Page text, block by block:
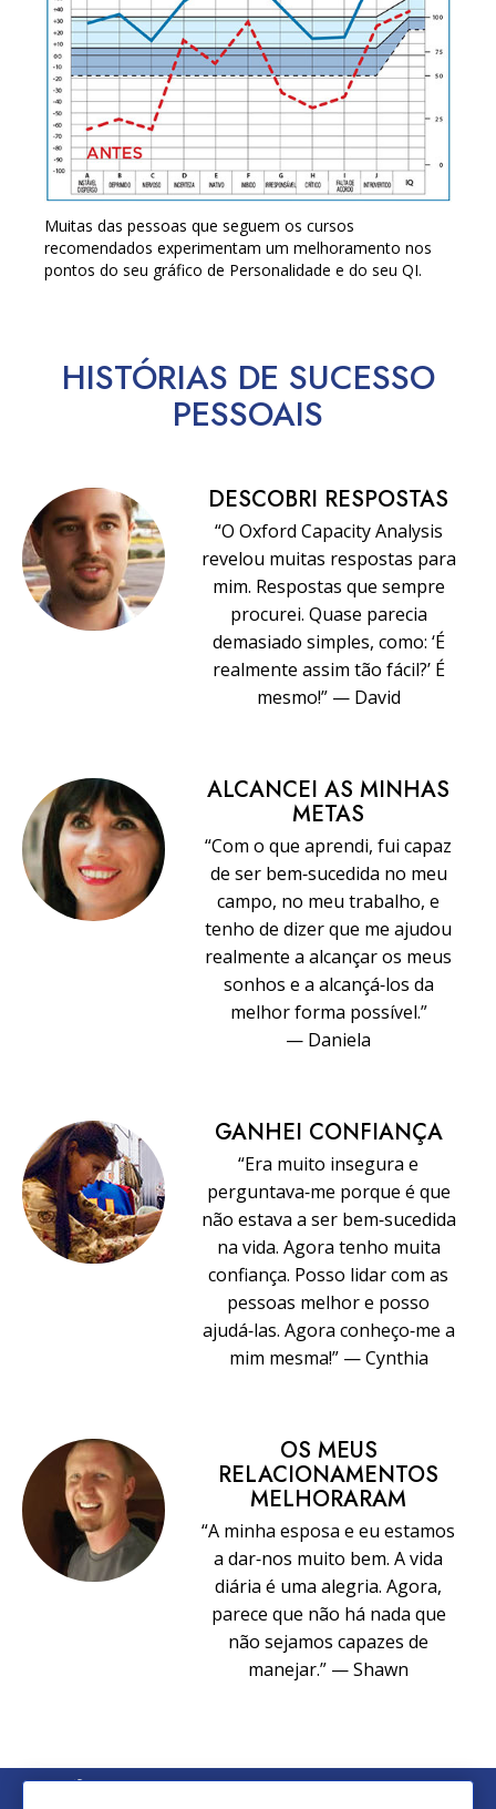
Muitas das pessoas que seguem os cursos
recomendados experimentam um melhoramento nos
pontos do seu gráfico de Personalidade e do seu QI.
HISTÓRIAS DE SUCESSO
PESSOAIS
DESCOBRI RESPOSTAS
“O Oxford Capacity Analysis
revelou muitas respostas para
mim. Respostas que sempre
procurei. Quase parecia
demasiado simples, como: ‘É
realmente assim tão fácil?’ É
mesmo!” — David
ALCANCEI AS MINHAS
METAS
“Com o que aprendi, fui capaz
de ser bem‑sucedida no meu
campo, no meu trabalho, e
tenho de dizer que me ajudou
realmente a alcançar os meus
sonhos e a alcançá‑los da
melhor forma possível.”
— Daniela
GANHEI CONFIANÇA
“Era muito insegura e
perguntava‑me porque é que
não estava a ser bem‑sucedida
na vida. Agora tenho muita
confiança. Posso lidar com as
pessoas melhor e posso
ajudá‑las. Agora conheço‑me a
mim mesma!” — Cynthia
OS MEUS
RELACIONAMENTOS
MELHORARAM
“A minha esposa e eu estamos
a dar‑nos muito bem. A vida
diária é uma alegria. Agora,
parece que não há nada que
não sejamos capazes de
manejar.” — Shawn